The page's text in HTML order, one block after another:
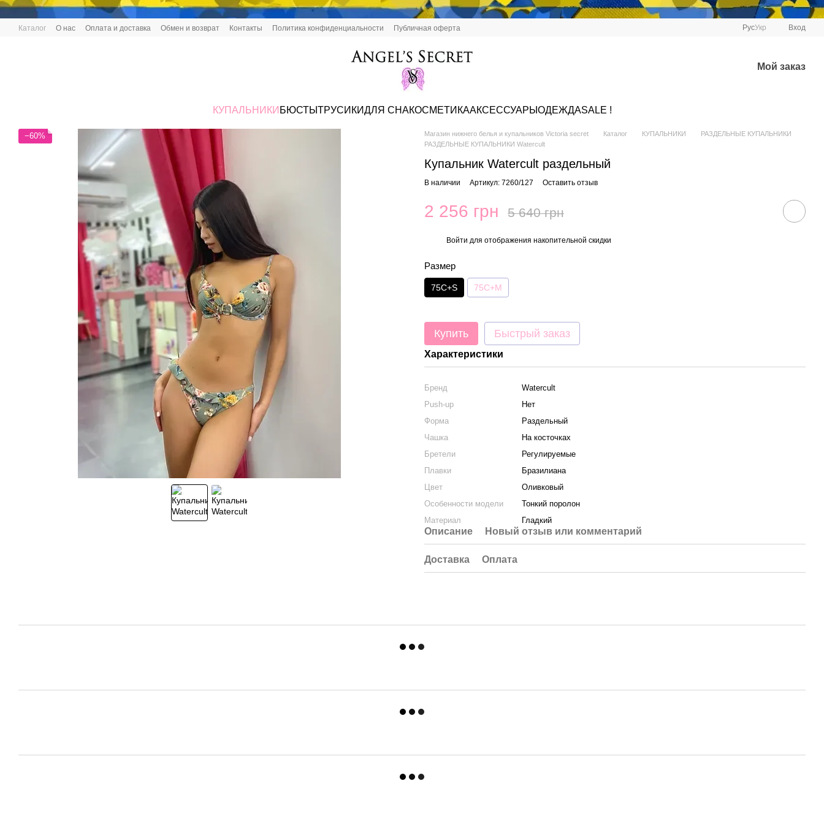
Перейти к основному контенту
Каталог О нас Оплата и доставка Обмен и возврат Контакты Политика конфиденциальности Публичная оферта РусУкр Вход
Мой заказ
КУПАЛЬНИКИ БЮСТЫ ТРУСИКИДЛЯ СНАКОСМЕТИКААКСЕССУАРЫ ОДЕЖДАSALE !
−60% Магазин нижнего белья и купальников Victoria secret Каталог КУПАЛЬНИКИ
РАЗДЕЛЬНЫЕ КУПАЛЬНИКИ
РАЗДЕЛЬНЫЕ КУПАЛЬНИКИ Watercult
Купальник Watercult раздельный
В наличии Артикул: 7260/127 Оставить отзыв
2 256 грн 5 640 грн
Войти для отображения накопительной скидки
Размер
75C+S 75C+M
Купить Быстрый заказ
Характеристики
Бренд
Watercult
Push-up
Нет
Форма
Раздельный
Чашка
На косточках
Бретели
Регулируемые
Плавки
Бразилиана
Цвет
Оливковый
Особенности модели
Тонкий поролон
Материал
Гладкий
Описание Новый отзыв или комментарий
Доставка Оплата